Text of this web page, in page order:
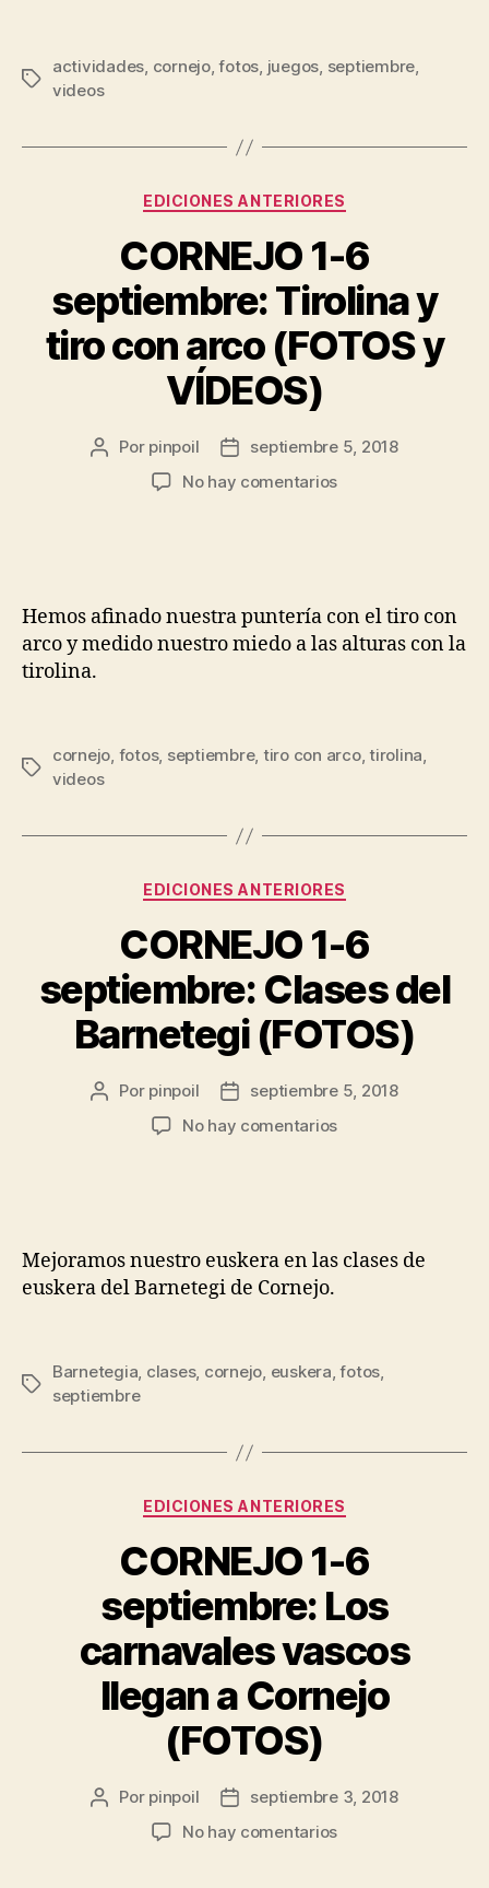
actividades, cornejo,fotos, juegos, septiembre,
videos
EDICIONES ANTERIORES
CORNEJO 1-6
septiembre: Tirolina y
tiro con arco (FOTOS y
VÍDEOS)
Por pinpoil
septiembre 5, 2018
No hay comentarios
Hemos afinado nuestra puntería con el tiro con
arco y medido nuestro miedo a las alturas con la
tirolina.
cornejo, fotos, septiembre, tiro con arco,tirolina,
videos
EDICIONES ANTERIORES
CORNEJO 1-6
septiembre: Clases del
Barnetegi (FOTOS)
Por pinpoil
septiembre 5, 2018
No hay comentarios
Mejoramos nuestro euskera en las clases de
euskera del Barnetegi de Cornejo.
Barnetegia, clases, cornejo, euskera,fotos,
septiembre
EDICIONES ANTERIORES
CORNEJO 1-6
septiembre: Los
carnavales vascos
llegan a Cornejo
(FOTOS)
Por pinpoil
septiembre 3, 2018
No hay comentarios